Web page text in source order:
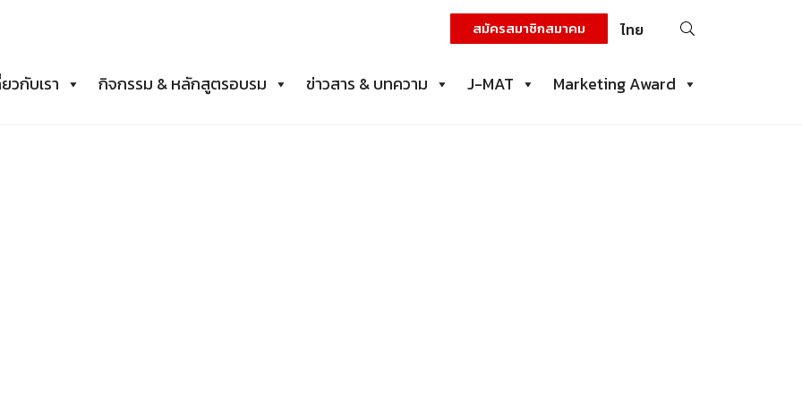
สมัครสมาชิกสมาคม ไทย
ค้นหา
วกับเรา
กิจกรรม & หลักสูตรอบรม ข่าวสาร & บทความ J-MAT Marketing Award